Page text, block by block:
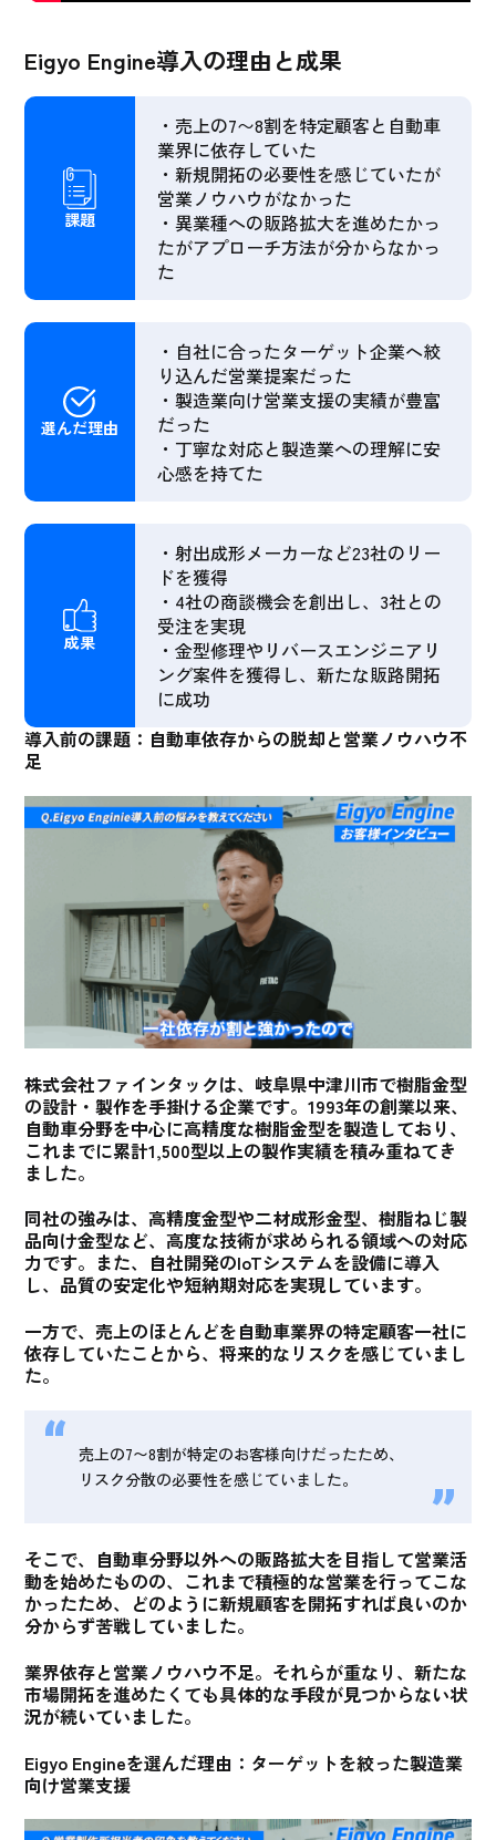
Eigyo Engine導入の理由と成果
課題
・売上の7〜8割を特定顧客と自動車
業界に依存していた
・新規開拓の必要性を感じていたが
営業ノウハウがなかった
・異業種への販路拡大を進めたかっ
たがアプローチ方法が分からなかっ
た
選んだ理由
・自社に合ったターゲット企業へ絞
り込んだ営業提案だった
・製造業向け営業支援の実績が豊富
だった
・丁寧な対応と製造業への理解に安
心感を持てた
成果
・射出成形メーカーなど23社のリー
ドを獲得
・4社の商談機会を創出し、3社との
受注を実現
・金型修理やリバースエンジニアリ
ング案件を獲得し、新たな販路開拓
に成功
導入前の課題：自動車依存からの脱却と営業ノウハウ不
足
株式会社ファインタックは、岐阜県中津川市で樹脂金型
の設計・製作を手掛ける企業です。1993年の創業以来、
自動車分野を中心に高精度な樹脂金型を製造しており、
これまでに累計1,500型以上の製作実績を積み重ねてき
ました。
同社の強みは、高精度金型や二材成形金型、樹脂ねじ製
品向け金型など、高度な技術が求められる領域への対応
力です。また、自社開発のIoTシステムを設備に導入
し、品質の安定化や短納期対応を実現しています。
一方で、売上のほとんどを自動車業界の特定顧客一社に
依存していたことから、将来的なリスクを感じていまし
た。
売上の7〜8割が特定のお客様向けだったため、
リスク分散の必要性を感じていました。
そこで、自動車分野以外への販路拡大を目指して営業活
動を始めたものの、 これまで積極的な営業を行ってこな
かったため、どのように新規顧客を開拓すれば良いのか
分からず苦戦していました。
業界依存と営業ノウハウ不足。それらが重なり、新たな
市場開拓を進めたくても具体的な手段が見つからない状
況が続いていました。
Eigyo Engineを選んだ理由：ターゲットを絞った製造業
向け営業支援